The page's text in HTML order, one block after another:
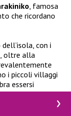
, famosa
che ricordano
con i
oltre alla
i piccoli villaggi
essersi
continuano a